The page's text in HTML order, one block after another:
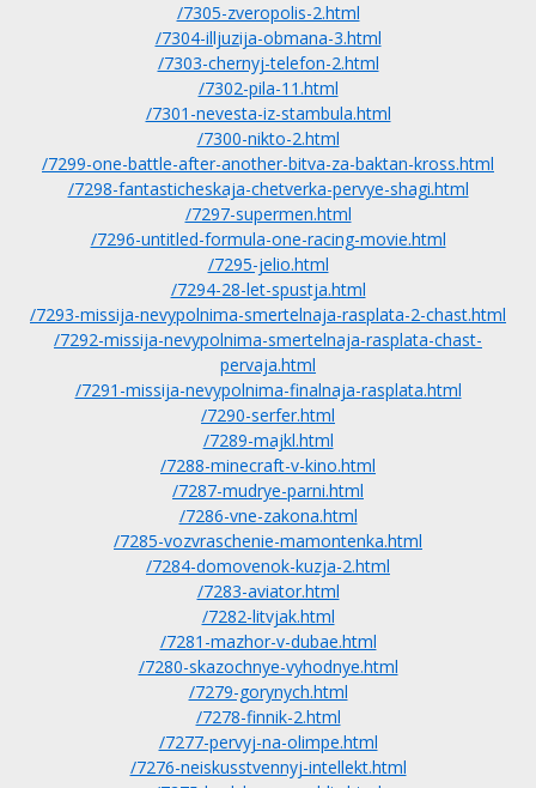
/7305-zveropolis-2.html
/7304-illjuzija-obmana-3.html
/7303-chernyj-telefon-2.html
/7302-pila-11.html
/7301-nevesta-iz-stambula.html
/7300-nikto-2.html
/7299-one-battle-after-another-bitva-za-baktan-kross.html
/7298-fantasticheskaja-chetverka-pervye-shagi.html
/7297-supermen.html
/7296-untitled-formula-one-racing-movie.html
/7295-jelio.html
/7294-28-let-spustja.html
/7293-missija-nevypolnima-smertelnaja-rasplata-2-chast.html
/7292-missija-nevypolnima-smertelnaja-rasplata-chast-
pervaja.html
/7291-missija-nevypolnima-finalnaja-rasplata.html
/7290-serfer.html
/7289-majkl.html
/7288-minecraft-v-kino.html
/7287-mudrye-parni.html
/7286-vne-zakona.html
/7285-vozvraschenie-mamontenka.html
/7284-domovenok-kuzja-2.html
/7283-aviator.html
/7282-litvjak.html
/7281-mazhor-v-dubae.html
/7280-skazochnye-vyhodnye.html
/7279-gorynych.html
/7278-finnik-2.html
/7277-pervyj-na-olimpe.html
/7276-neiskusstvennyj-intellekt.html